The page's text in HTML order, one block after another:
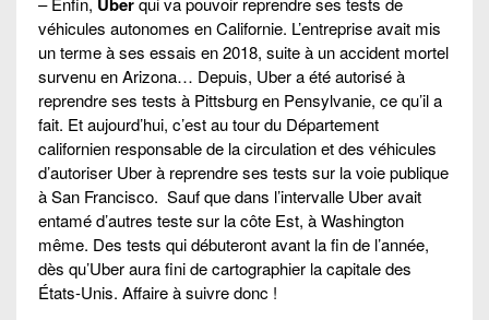
véhicules autonomes en Californie. L’entreprise avait mis
un terme à ses essais en 2018, suite à un accident mortel
survenu en Arizona… Depuis, Uber a été autorisé à
reprendre ses tests à Pittsburg en Pensylvanie, ce qu’il a
fait. Et aujourd’hui, c’est au tour du Département
californien responsable de la circulation et des véhicules
d’autoriser Uber à reprendre ses tests sur la voie publique
à San Francisco. Sauf que dans l’intervalle Uber avait
entamé d’autres teste sur la côte Est, à Washington
même. Des tests qui débuteront avant la fin de l’année,
dès qu’Uber aura fini de cartographier la capitale des
États-Unis. Affaire à suivre donc !